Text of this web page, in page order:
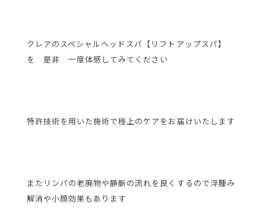
クレアのスペシャルヘッドスパ【リフトアップスパ】
を 是非 一度体感してみてください
特許技術を用いた施術で極上のケアをお届けいたします
またリンパの老廃物や静脈の流れを良くするので浮腫み
解消や小顔効果もあります